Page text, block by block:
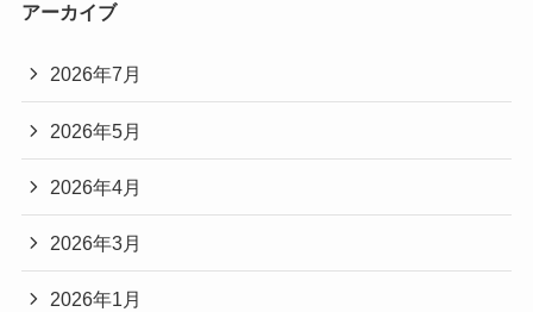
アーカイブ
2026年7月
2026年5月
2026年4月
2026年3月
2026年1月